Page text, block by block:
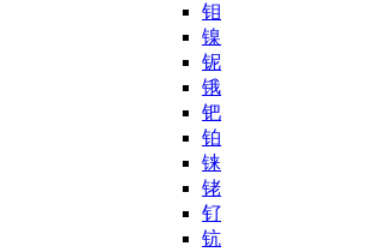
钼
镍
铌
锇
钯
铂
铼
铑
钌
钪